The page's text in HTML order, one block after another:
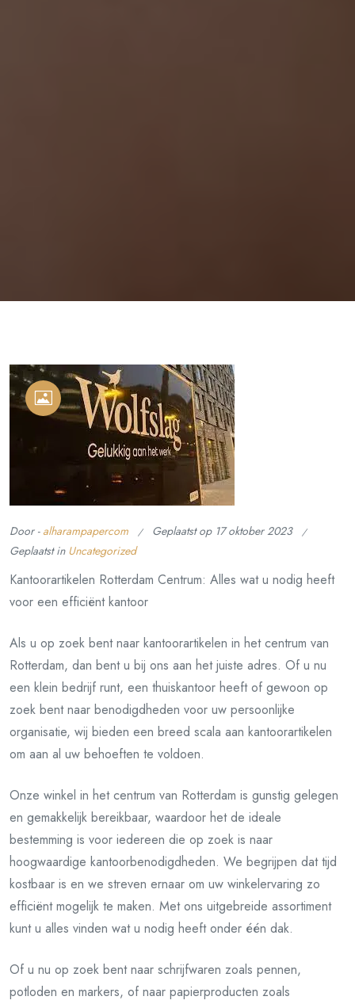
Door - alharampapercom Geplaatst op 17 oktober 2023
Geplaatst in Uncategorized
Kantoorartikelen Rotterdam Centrum: Alles wat u nodig heeft
voor een efficiënt kantoor
Als u op zoek bent naar kantoorartikelen in het centrum van
Rotterdam, dan bent u bij ons aan het juiste adres. Of u nu
een klein bedrijf runt, een thuiskantoor heeft of gewoon op
zoek bent naar benodigdheden voor uw persoonlijke
organisatie, wij bieden een breed scala aan kantoorartikelen
om aan al uw behoeften te voldoen.
Onze winkel in het centrum van Rotterdam is gunstig gelegen
en gemakkelijk bereikbaar, waardoor het de ideale
bestemming is voor iedereen die op zoek is naar
hoogwaardige kantoorbenodigdheden. We begrijpen dat tijd
kostbaar is en we streven ernaar om uw winkelervaring zo
efficiënt mogelijk te maken. Met ons uitgebreide assortiment
kunt u alles vinden wat u nodig heeft onder één dak.
Of u nu op zoek bent naar schrijfwaren zoals pennen,
potloden en markers, of naar papierproducten zoals